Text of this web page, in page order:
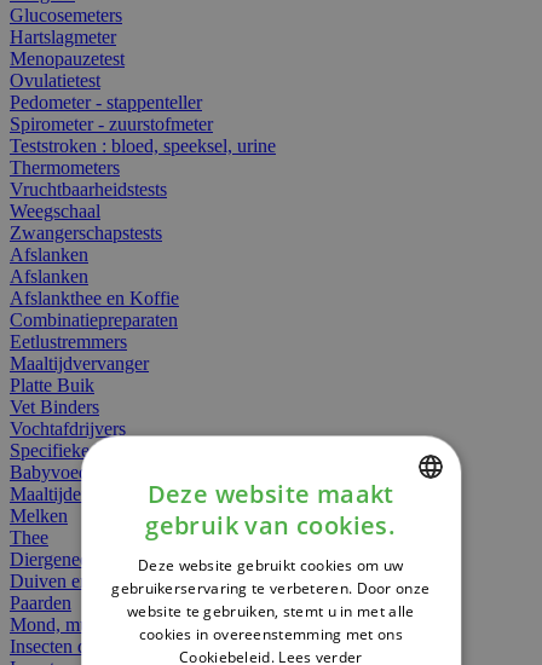
Glucosemeters
Hartslagmeter
Menopauzetest
Ovulatietest
Pedometer - stappenteller
Spirometer - zuurstofmeter
Teststroken : bloed, speeksel, urine
Thermometers
Vruchtbaarheidstests
Weegschaal
Zwangerschapstests
Afslanken
Afslanken
Afslankthee en Koffie
Combinatiepreparaten
Eetlustremmers
Maaltijdvervanger
Platte Buik
Vet Binders
Vochtafdrijvers
Specifieke Voeding
Babyvoeding
Maaltijden
Melken
Thee
Diergeneesmiddelen
Duiven en vogels
Paarden
Mond, muil of snavel
Insecten dieren
DUTCH
FRENCH
ENGLISH
Deze website maakt
gebruik van cookies.
Deze website gebruikt cookies om uw
gebruikerservaring te verbeteren. Door onze
website te gebruiken, stemt u in met alle
cookies in overeenstemming met ons
Cookiebeleid. Lees verder